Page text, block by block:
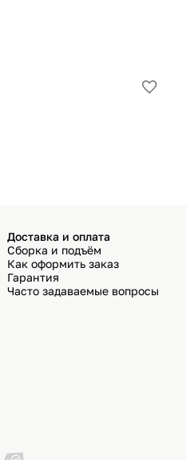
Доставка и оплата
Сборка и подъём
Как оформить заказ
Гарантия
Часто задаваемые вопросы